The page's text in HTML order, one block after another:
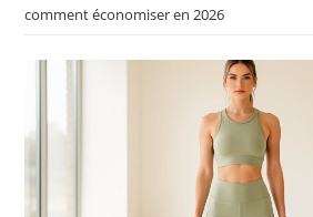
comment économiser en 2026